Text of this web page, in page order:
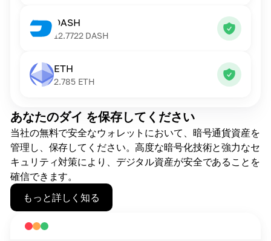
あなたのダイ を保存してください
当社の無料で安全なウォレットにおいて、暗号通貨資産を
管理し、保存してください。高度な暗号化技術と強力なセ
キュリティ対策により、デジタル資産が安全であることを
確信できます。
もっと詳しく知る
DASH
12.7722 DASH
ETH
2.785 ETH